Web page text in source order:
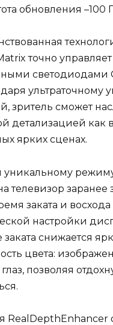
обновления –100
точно управляет
светодиодами
ультраточному
зритель сможет
детализацией как
ярких сценах.
уникальному
телевизор заранее
заката и восхода
настройки
заката снижается
цвета:
позволяя
RealDepthEnhancer